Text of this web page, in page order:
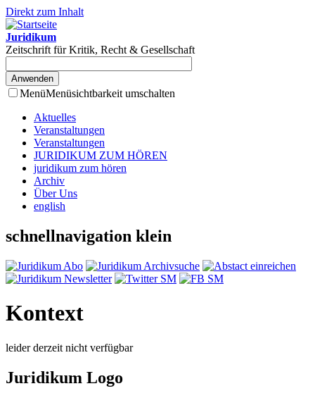
Direkt zum Inhalt
Juridikum
Zeitschrift für Kritik, Recht & Gesellschaft
MenüMenüsichtbarkeit umschalten
Aktuelles
Veranstaltungen
Veranstaltungen
JURIDIKUM ZUM HÖREN
juridikum zum hören
Archiv
Über Uns
english
schnellnavigation klein
Kontext
leider derzeit nicht verfügbar
Juridikum Logo